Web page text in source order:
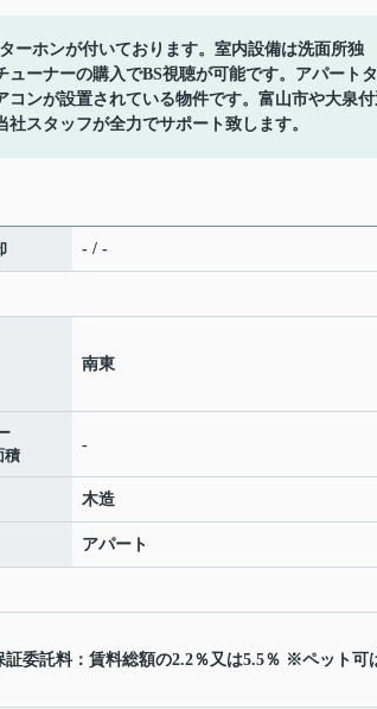
ーホンが付いております。室内設備は洗面所独
ーナーの購入でBS視聴が可能です。アパートタ
ンが設置されている物件です。富山市や大泉
スタッフが全力でサポート致します。
- / -
南東
積
-
木造
アパート
委託料：賃料総額の2.2％又は5.5％ ※ペット可